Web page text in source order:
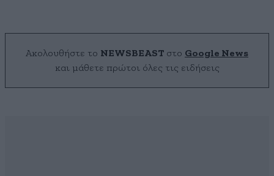
Ακολουθήστε το NEWSBEAST στο Google News
και μάθετε πρώτοι όλες τις ειδήσεις